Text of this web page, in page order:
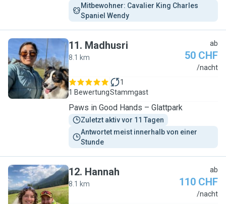
Mitbewohner: Cavalier King Charles
Spaniel Wendy
M
11. Madhusri
8.1 km
ab
50 CHF
/nacht
1 Bewertung
1
Stammgast
Paws in Good Hands – Glattpark
Zuletzt aktiv vor 11 Tagen
Antwortet meist innerhalb von einer
Stunde
H
12. Hannah
8.1 km
ab
110 CHF
/nacht